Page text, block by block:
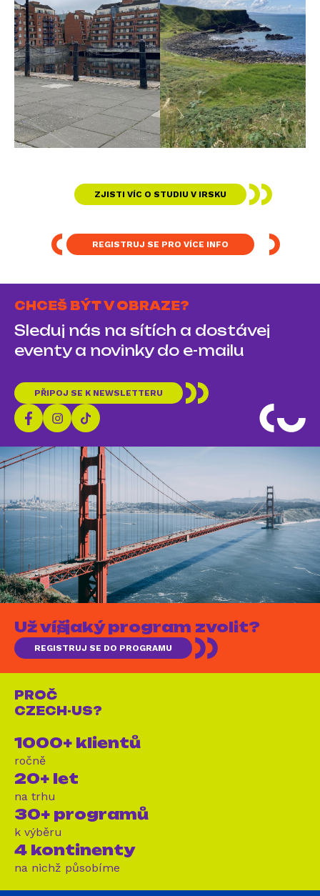
ZJISTI VÍC O STUDIU V IRSKU
REGISTRUJ SE PRO VÍCE INFO
CHCEŠ BÝT V OBRAZE?
Sleduj nás na sítích a dostávej
eventy a novinky do e-mailu
PŘIPOJ SE K NEWSLETTERU
Už víš, jaký program zvolit?
REGISTRUJ SE DO PROGRAMU
PROČ
CZECH-US?
1000+ klientů
ročně
20+ let
na trhu
30+ programů
k výběru
4 kontinenty
na nichž působíme